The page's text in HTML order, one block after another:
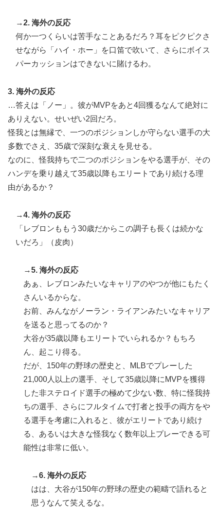
らな」「ゲームのUIは優れてるのに不思議」
泳いでいる人のすぐ横に消防飛行艇が次々着水する南仏
の湖「肝心の場面で毎回カメラが逃げる」【海外の反
応】
てしまったディズニー信者、帰国後『本家』に失望する
事態に
▶ 海外「お前らの国に他愛のない対立ってある？」日本
「エスカレーターの立つ位置」
欧州「日本だけ反則だろ…」 世界の『日本びいき』に
ヨーロッパ全土から不満の声
なる…」
若いカバがワニを枕にしてしまうまさかの瞬間！！
▶ 【海外の反応】冨安健洋がクリスタル・パレス加入へ
「アーセナルサポの好きなクラブで良かった」
国www」
→2. 海外の反応
何か一つくらいは苦手なことあるだろ？耳をピクピクさ
せながら「ハイ・ホー」を口笛で吹いて、さらにボイス
パーカッションはできないに賭けるわ。
3. 海外の反応
…答えは「ノー」。彼がMVPをあと4回獲るなんて絶対に
ありえない。せいぜい2回だろ。
怪我とは無縁で、一つのポジションしか守らない選手の大
多数でさえ、35歳で深刻な衰えを見せる。
なのに、怪我持ちで二つのポジションをやる選手が、その
ハンデを乗り越えて35歳以降もエリートであり続ける理
由があるか？
→4. 海外の反応
「レブロンももう30歳だからこの調子も長くは続かな
いだろ」（皮肉）
→5. 海外の反応
あぁ、レブロンみたいなキャリアのやつが他にもたく
さんいるからな。
お前、みんながノーラン・ライアンみたいなキャリア
を送ると思ってるのか？
大谷が35歳以降もエリートでいられるか？もちろ
ん、起こり得る。
だが、150年の野球の歴史と、MLBでプレーした
21,000人以上の選手、そして35歳以降にMVPを獲得
した非ステロイド選手の極めて少ない数、特に怪我持
ちの選手、さらにフルタイムで打者と投手の両方をや
る選手を考慮に入れると、彼がエリートであり続け
る、あるいは大きな怪我なく数年以上プレーできる可
能性は非常に低い。
→6. 海外の反応
はは、大谷が150年の野球の歴史の範疇で語れると
思うなんて笑えるな。